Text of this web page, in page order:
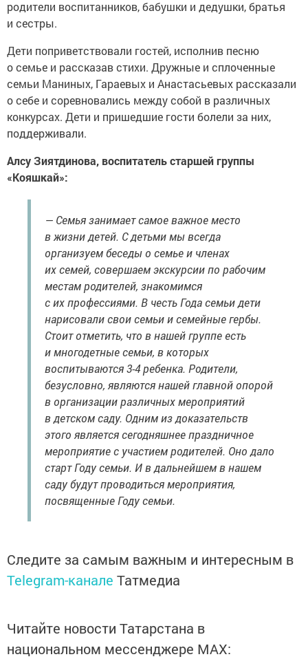
родители воспитанников, бабушки и дедушки, братья
и сестры.
Дети поприветствовали гостей, исполнив песню
о семье и рассказав стихи. Дружные и сплоченные
семьи Маниных, Гараевых и Анастасьевых рассказали
о себе и соревновались между собой в различных
конкурсах. Дети и пришедшие гости болели за них,
поддерживали.
Алсу Зиятдинова, воспитатель старшей группы
«Кояшкай»:
— Семья занимает самое важное место
в жизни детей. С детьми мы всегда
организуем беседы о семье и членах
их семей, совершаем экскурсии по рабочим
местам родителей, знакомимся
с их профессиями. В честь Года семьи дети
нарисовали свои семьи и семейные гербы.
Стоит отметить, что в нашей группе есть
и многодетные семьи, в которых
воспитываются 3-4 ребенка. Родители,
безусловно, являются нашей главной опорой
в организации различных мероприятий
в детском саду. Одним из доказательств
этого является сегодняшнее праздничное
мероприятие с участием родителей. Оно дало
старт Году семьи. И в дальнейшем в нашем
саду будут проводиться мероприятия,
посвященные Году семьи.
Следите за самым важным и интересным в
Telegram-канале Татмедиа
Читайте новости Татарстана в
национальном мессенджере MАХ: